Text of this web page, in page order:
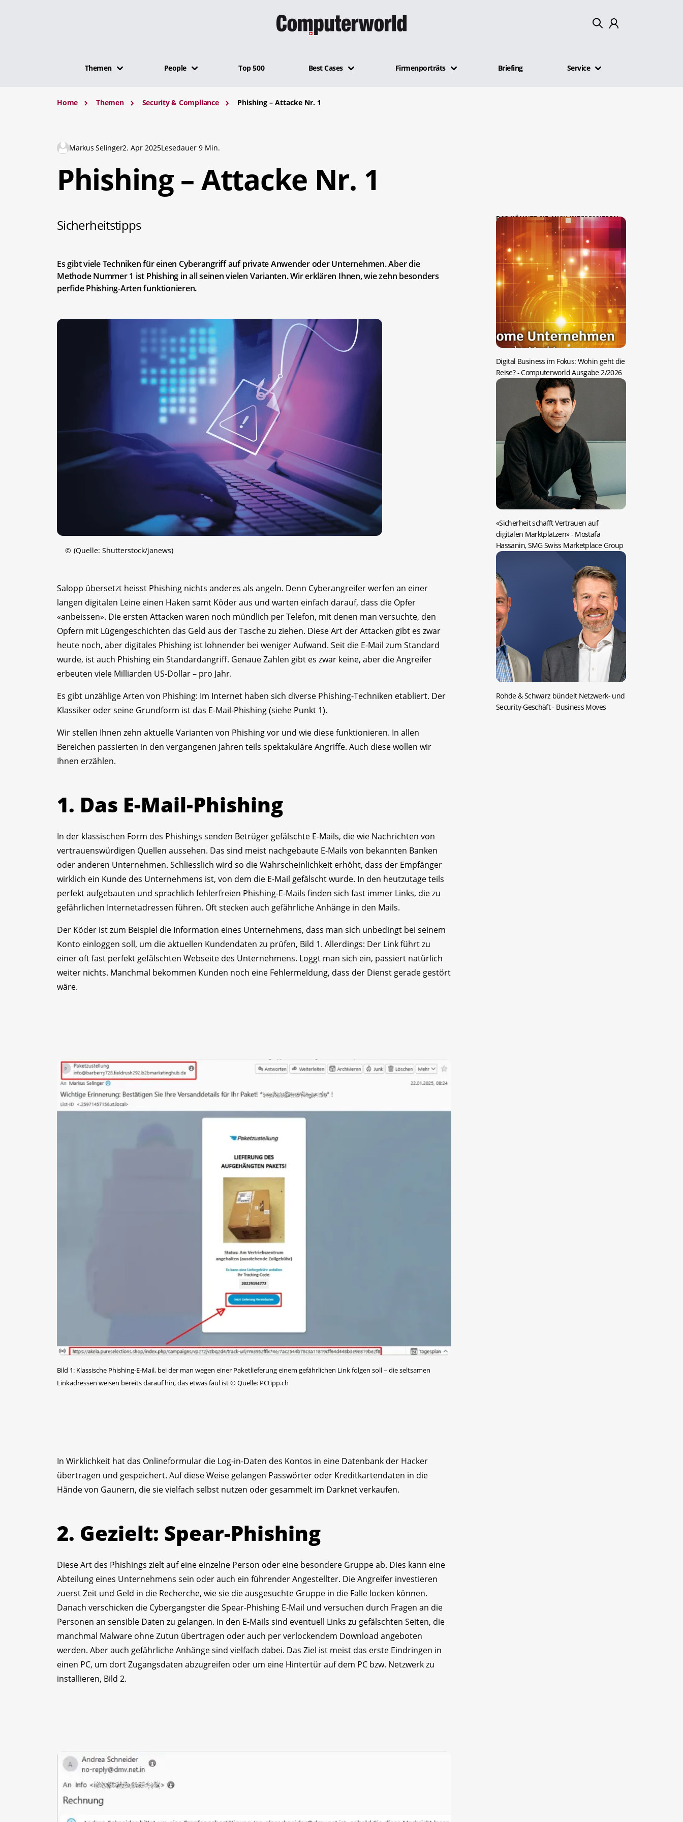
Themen People Top 500 Best Cases Firmenporträts Briefing Service
Home Themen Security & Compliance Phishing – Attacke Nr. 1
Markus Selinger2. Apr 2025Lesedauer 9 Min.
Phishing – Attacke Nr. 1
Sicherheitstipps
Es gibt viele Techniken für einen Cyberangriff auf private Anwender oder Unternehmen. Aber die
Methode Nummer 1 ist Phishing in all seinen vielen Varianten. Wir erklären Ihnen, wie zehn besonders
perfide Phishing-Arten funktionieren.
© (Quelle: Shutterstock/janews)
Salopp übersetzt heisst Phishing nichts anderes als angeln. Denn Cyberangreifer werfen an einer
langen digitalen Leine einen Haken samt Köder aus und warten einfach darauf, dass die Opfer
«anbeissen». Die ersten Attacken waren noch mündlich per Telefon, mit denen man versuchte, den
Opfern mit Lügengeschichten das Geld aus der Tasche zu ziehen. Diese Art der Attacken gibt es zwar
heute noch, aber digitales Phishing ist lohnender bei weniger Aufwand. Seit die E-Mail zum Standard
wurde, ist auch Phishing ein Standardangriff. Genaue Zahlen gibt es zwar keine, aber die Angreifer
erbeuten viele Milliarden US-Dollar – pro Jahr.
Es gibt unzählige Arten von Phishing: Im Internet haben sich diverse Phishing-Techniken etabliert. Der
Klassiker oder seine Grundform ist das E-Mail-Phishing (siehe Punkt 1).
Wir stellen Ihnen zehn aktuelle Varianten von Phishing vor und wie diese funktionieren. In allen
Bereichen passierten in den vergangenen Jahren teils spektakuläre Angriffe. Auch diese wollen wir
Ihnen erzählen.
1. Das E-Mail-Phishing
In der klassischen Form des Phishings senden Betrüger gefälschte E-Mails, die wie Nachrichten von
vertrauenswürdigen Quellen aussehen. Das sind meist nachgebaute E-Mails von bekannten Banken
oder anderen Unternehmen. Schliesslich wird so die Wahrscheinlichkeit erhöht, dass der Empfänger
wirklich ein Kunde des Unternehmens ist, von dem die E-Mail gefälscht wurde. In den heutzutage teils
perfekt aufgebauten und sprachlich fehlerfreien Phishing-E-Mails finden sich fast immer Links, die zu
gefährlichen Internetadressen führen. Oft stecken auch gefährliche Anhänge in den Mails.
Der Köder ist zum Beispiel die Information eines Unternehmens, dass man sich unbedingt bei seinem
Konto einloggen soll, um die aktuellen Kundendaten zu prüfen, Bild 1. Allerdings: Der Link führt zu
einer oft fast perfekt gefälschten Webseite des Unternehmens. Loggt man sich ein, passiert natürlich
weiter nichts. Manchmal bekommen Kunden noch eine Fehlermeldung, dass der Dienst gerade gestört
wäre.
Bild 1: Klassische Phishing-E-Mail, bei der man wegen einer Paketlieferung einem gefährlichen Link folgen soll – die seltsamen
Linkadressen weisen bereits darauf hin, das etwas faul ist©Quelle: PCtipp.ch
In Wirklichkeit hat das Onlineformular die Log-in-Daten des Kontos in eine Datenbank der Hacker
übertragen und gespeichert. Auf diese Weise gelangen Passwörter oder Kreditkartendaten in die
Hände von Gaunern, die sie vielfach selbst nutzen oder gesammelt im Darknet verkaufen.
2. Gezielt: Spear-Phishing
Diese Art des Phishings zielt auf eine einzelne Person oder eine besondere Gruppe ab. Dies kann eine
Abteilung eines Unternehmens sein oder auch ein führender Angestellter. Die Angreifer investieren
zuerst Zeit und Geld in die Recherche, wie sie die ausgesuchte Gruppe in die Falle locken können.
Danach verschicken die Cybergangster die Spear-Phishing E-Mail und versuchen durch Fragen an die
Personen an sensible Daten zu gelangen. In den E-Mails sind eventuell Links zu gefälschten Seiten, die
manchmal Malware ohne Zutun übertragen oder auch per verlockendem Download angeboten
werden. Aber auch gefährliche Anhänge sind vielfach dabei. Das Ziel ist meist das erste Eindringen in
einen PC, um dort Zugangsdaten abzugreifen oder um eine Hintertür auf dem PC bzw. Netzwerk zu
installieren, Bild 2.
DAS KÖNNTE SIE AUCH INTERESSIEREN:
Digital Business im Fokus: Wohin geht die
Reise?- Computerworld Ausgabe 2/2026
«Sicherheit schafft Vertrauen auf
digitalen Marktplätzen»- Mostafa
Hassanin, SMG Swiss Marketplace Group
Rohde & Schwarz bündelt Netzwerk- und
Security-Geschäft- Business Moves